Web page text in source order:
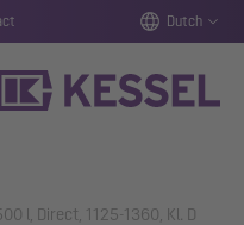
Dutch
l, Direct, 1125-1360, Kl. D